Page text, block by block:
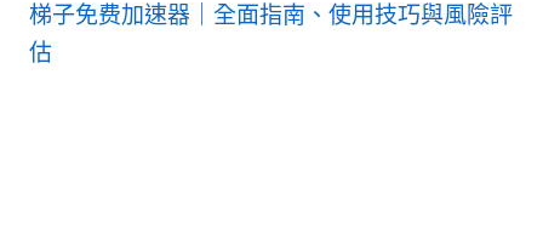
梯子免费加速器｜全面指南、使用技巧與風險評
估